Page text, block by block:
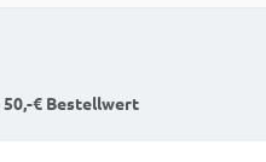
€ Bestellwert